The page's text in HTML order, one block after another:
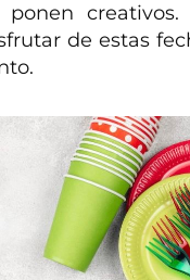
ponen
de estas